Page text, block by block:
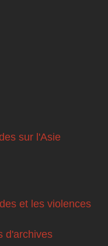
sur l'Asie
et les violences
d'archives